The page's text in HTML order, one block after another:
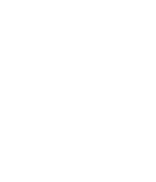
A ROXY